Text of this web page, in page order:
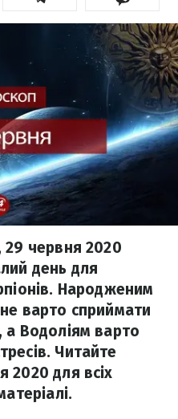
29 червня 2020
день для
Народженим
варто сприймати
а Водоліям варто
Читайте
2020 для всіх